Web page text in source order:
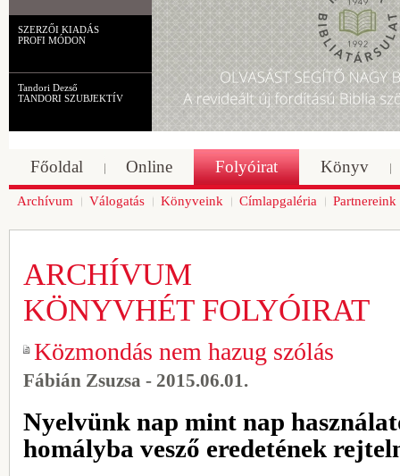
SZERZŐI KIADÁS
PROFI MÓDON
Tandori Dezső
TANDORI SZUBJEKTÍV
Főoldal Online Folyóirat Könyv
Archívum Válogatás Könyveink Címlapgaléria Partnereink
ARCHÍVUM
KÖNYVHÉT FOLYÓIRAT
Közmondás nem hazug szólás
Fábián Zsuzsa - 2015.06.01.
Nyelvünk nap mint nap
homályba vesző eredetének